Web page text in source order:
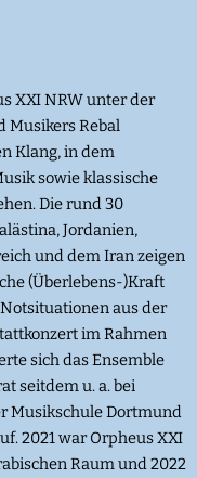
XXI NRW unter der
Musikers Rebal
Klang, in dem
sowie klassische
Die rund 30
Jordanien,
und dem Iran zeigen
(Überlebens-)Kraft
aus der
im Rahmen
sich das Ensemble
seitdem u. a. bei
Musikschule Dortmund
2021 war Orpheus XXI
Raum und 2022